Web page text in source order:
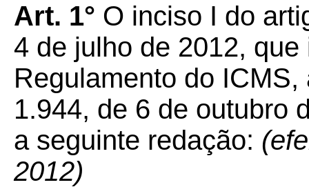
Art. 1° O inciso I do
4 de julho de 2012,
Regulamento do
1.944, de 6 de outubro
a seguinte redação:
2012)